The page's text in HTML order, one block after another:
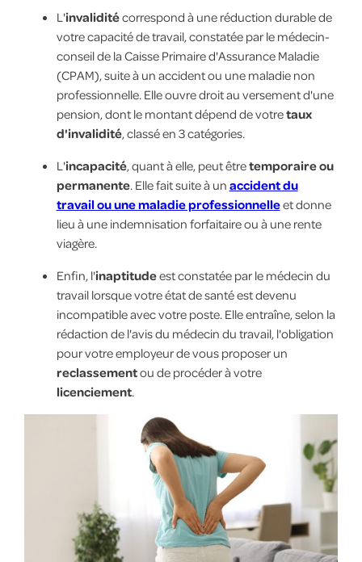
L'invaliditécorrespond à une réduction durable de
votre capacité de travail, constatée par le médecin-
conseil de la Caisse Primaire d'Assurance Maladie
(CPAM), suite à un accident ou une maladie non
professionnelle. Elle ouvre droit au versement d'une
pension, dont le montant dépend de votretaux
d'invalidité, classé en 3 catégories.
L'incapacité, quant à elle, peut êtretemporaire ou
permanente. Elle fait suite à un accident du
travail ou une maladie professionnelleet donne
lieu à une indemnisation forfaitaire ou à une rente
viagère.
Enfin, l'inaptitudeest constatée par le médecin du
travail lorsque votre état de santé est devenu
incompatible avec votre poste. Elle entraîne, selon la
rédaction de l'avis du médecin du travail, l'obligation
pour votre employeur de vous proposer un
reclassementou de procéder à votre
licenciement.